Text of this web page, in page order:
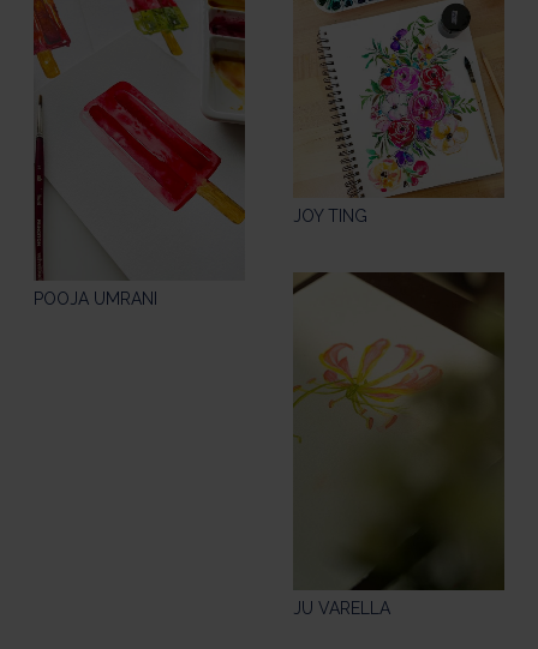
JOY TING
POOJA UMRANI
JU VARELLA